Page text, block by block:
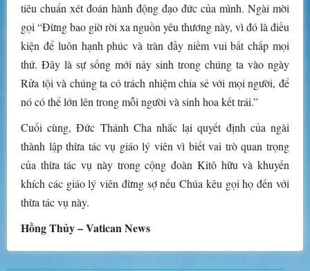
tiêu chuẩn xét đoán hành động đạo đức của mình. Ngài mời
gọi “Đừng bao giờ rời xa nguồn yêu thương này, vì đó là điều
kiện để luôn hạnh phúc và tràn đầy niềm vui bất chấp mọi
thứ. Đây là sự sống mới nảy sinh trong chúng ta vào ngày
Rửa tội và chúng ta có trách nhiệm chia sẻ với mọi người, để
nó có thể lớn lên trong mỗi người và sinh hoa kết trái.”
Cuối cùng, Đức Thánh Cha nhắc lại quyết định của ngài
thành lập thừa tác vụ giáo lý viên vì biết vai trò quan trọng
của thừa tác vụ này trong cộng đoàn Kitô hữu và khuyến
khích các giáo lý viên đừng sợ nếu Chúa kêu gọi họ đến với
thừa tác vụ này.
Hồng Thủy – Vatican News